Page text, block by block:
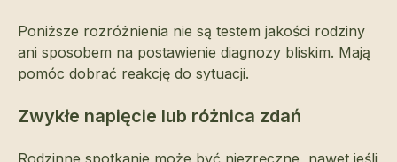
Poniższe rozróżnienia nie są testem jakości rodziny
ani sposobem na postawienie diagnozy bliskim. Mają
pomóc dobrać reakcję do sytuacji.
Zwykłe napięcie lub różnica zdań
Rodzinne spotkanie może być niezręczne, nawet jeśli